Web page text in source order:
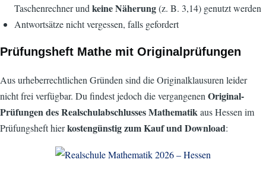
Taschenrechner und keineNäherung(z. B. 3,14) genutzt werden
Antwortsätze nicht vergessen, falls gefordert
Prüfungsheft Mathe mit Originalprüfungen
Aus urheberrechtlichen Gründen sind die Originalklausuren leider
nicht frei verfügbar. Du findest jedoch die vergangenen Original-
Prüfungen des Realschulabschlusses Mathematikaus Hessen im
Prüfungsheft hierkostengünstig zum Kauf und Download: